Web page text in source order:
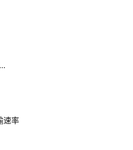
速率